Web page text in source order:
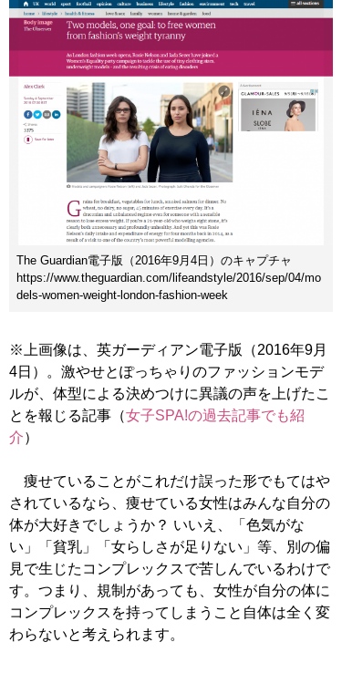
The Guardian電子版（2016年9月4日）のキャプチャ
https://www.theguardian.com/lifeandstyle/2016/sep/04/mo
dels-women-weight-london-fashion-week
※上画像は、英ガーディアン電子版（2016年9月
4日）。激やせとぽっちゃりのファッションモデ
ルが、体型による決めつけに異議の声を上げたこ
とを報じる記事（女子SPA!の過去記事でも紹
介）
痩せていることがこれだけ誤った形でもてはや
されているなら、痩せている女性はみんな自分の
体が大好きでしょうか？ いいえ、「色気がな
い」「貧乳」「女らしさが足りない」等、別の偏
見で生じたコンプレックスで苦しんでいるわけで
す。つまり、規制があっても、女性が自分の体に
コンプレックスを持ってしまうこと自体は全く変
わらないと考えられます。